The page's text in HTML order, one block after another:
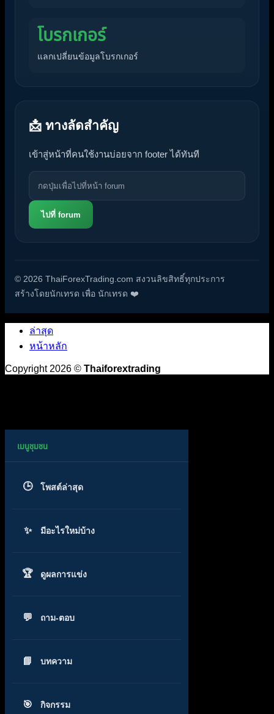
โบรกเกอร์
แลกเปลี่ยนข้อมูลโบรกเกอร์
📩 ทางลัดสำคัญ
เข้าสู่หน้าที่คนใช้งานบ่อยจาก footer ได้ทันที
ไปที่ forum
© 2026 ThaiForexTrading.com สงวนลิขสิทธิ์ทุกประการ
สร้างโดยนักเทรด เพื่อ นักเทรด ❤️
ล่าสุด
หน้าหลัก
Copyright 2026 © Thaiforextrading
โพสต์ล่าสุด
มีอะไรใหม่บ้าง
ดูผลการแข่ง
ถาม-ตอบ
บทความ
กิจกรรม